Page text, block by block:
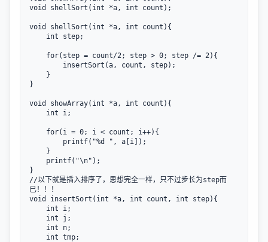
void shellSort(int *a, int count);
void shellSort(int *a, int count){
int step;
for(step = count/2; step > 0; step /= 2){
insertSort(a, count, step);
}
}
void showArray(int *a, int count){
int i;
for(i = 0; i < count; i++){
printf("%d ", a[i]);
}
printf("\n");
}
//以下就是插入排序了，思想完全一样，只不过步长为step而
已！！！
void insertSort(int *a, int count, int step){
int i;
int j;
int n;
int tmp;